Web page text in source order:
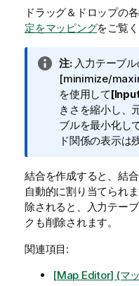
ドラッグ＆ドロップの
定をマッピングをご覧く
情
報
メ
モ
注:入力テーブル
[minimize/
を使用して
きさを縮小し、
ブルを最小化し
ド関係の表示は
結合を作成すると、結
自動的に割り当てられ
除されると、入力テー
クも削除されます。
関連項目:
[Map Editor] (マ